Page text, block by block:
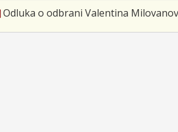
Odluka o odbrani Valentina